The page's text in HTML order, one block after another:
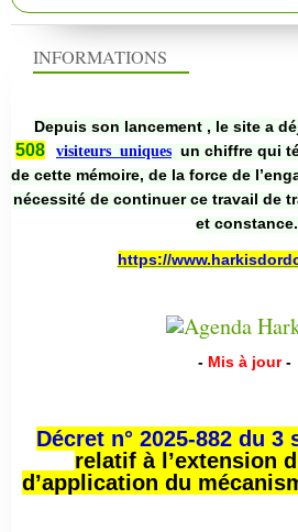
INFORMATIONS
Depuis son lancement , le site a
508
visiteurs uniques un chiffre qui
de cette mémoire, de la force de
nécessité de continuer ce travail de
et constance.
https://
- Mis à jour -
Décret n° 2025-882 du 3
relatif à l’extension
d’application du